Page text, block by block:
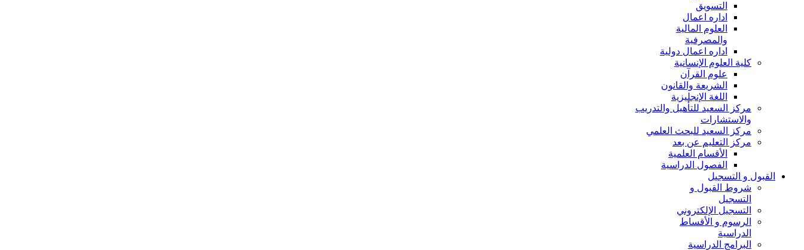
التسويق
اداره اعمال
العلوم المالية
والمصرفية
اداره اعمال دولية
كلية العلوم الإنسانية
علوم القرآن
الشريعة والقانون
اللغة الإنجليزية
مركز السعيد للتأهيل والتدريب
والاستشارات
مركز السعيد للبحث العلمي
مركز التعليم عن بعد
الأقسام العلمية
الفصول الدراسية
القبول و التسجيل
شروط القبول و
التسجيل
التسجيل الإلكتروني
الرسوم و الأقساط
الدراسية
البرامج الدراسية